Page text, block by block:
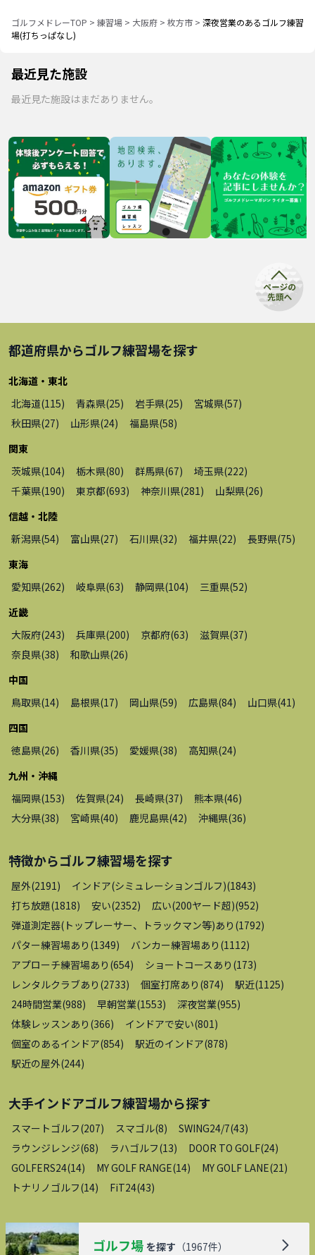
ゴルフメドレーTOP > 練習場 > 大阪府 > 枚方市 > 深夜営業のあるゴルフ練習
場(打ちっぱなし)
最近見た施設
最近見た施設はまだありません。
都道府県からゴルフ練習場を探す
北海道・東北
北海道(115) 青森県(25) 岩手県(25) 宮城県(57)
秋田県(27) 山形県(24) 福島県(58)
関東
茨城県(104) 栃木県(80) 群馬県(67) 埼玉県(222)
千葉県(190) 東京都(693) 神奈川県(281 ) 山梨県(26)
信越・北陸
新潟県(54) 富山県(27) 石川県(32) 福井県(22) 長野県(75)
東海
愛知県(262) 岐阜県(63) 静岡県(104) 三重県(52)
近畿
大阪府(243) 兵庫県(200) 京都府(63) 滋賀県(37)
奈良県(38) 和歌山県(26)
中国
鳥取県(14) 島根県(17) 岡山県(59) 広島県(84) 山口県(41 )
四国
徳島県(26) 香川県(35) 愛媛県(38) 高知県(24)
九州・沖縄
福岡県(153) 佐賀県(24) 長崎県(37) 熊本県(46)
大分県(38) 宮崎県(40) 鹿児島県(42) 沖縄県(36)
特徴からゴルフ練習場を探す
屋外(2191 ) インドア(シミュレーションゴルフ)(1843)
打ち放題(1818) 安い(2352) 広い(200ヤード超)(952)
弾道測定器(トップレーサー、トラックマン等)あり (1792)
パター練習場あり (1349) バンカー練習場あり (1112)
アプローチ練習場あり (654) ショートコースあり (173)
レンタルクラブあり (2733) 個室打席あり (874) 駅近(1125)
24時間営業(988) 早朝営業(1553) 深夜営業(955)
体験レッスンあり (366) インドアで安い(801 )
個室のあるインドア(854) 駅近のインドア(878)
駅近の屋外(244)
大手インドアゴルフ練習場から探す
スマートゴルフ(207) スマゴル(8) SWING24/7(43)
ラウンジレンジ(68) ラハゴルフ(13) DOOR TO GOLF(24)
GOLFERS24(14) MY GOLF RANGE(14) MY GOLF LANE(21 )
トナリノゴルフ(14) FiT24(43)
ゴルフ場 を探す （1967件）